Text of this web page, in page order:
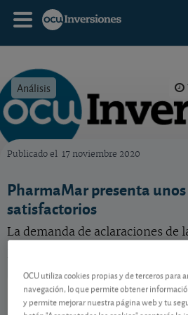
Análisis
Publicado el 17 noviembre 2020
PharmaMar presenta
satisfactorios
La demanda de aclaraciones de
PharmaMar
ES0169501022
OCU utiliza cookies propias y de terceros para
navegación, lo que permite obtener
y permite mejorar nuestra página web y tu